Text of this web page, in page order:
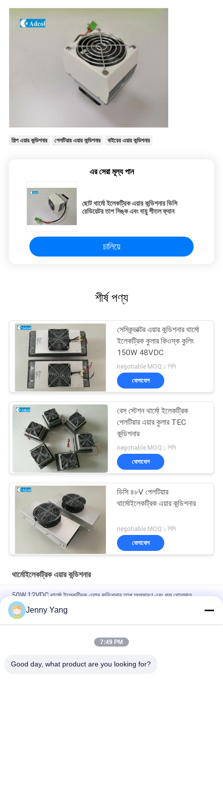
শিল্প এয়ার কন্ডিশনার পেলটিয়ার এয়ার কন্ডিশনার বাইরের এয়ার কন্ডিশনার
এর সেরা মূল্য পান
ছোট থার্মো ইলেকট্রিক এয়ার কন্ডিশনার ডিসি
রেডিয়েটর তাপ সিঙ্ক এবং বায়ু শীতল ফ্যান
চালিয়ে
শীর্ষ পণ্য
সেমিকন্ডাক্টর এয়ার কন্ডিশনার থার্মো
ইলেকট্রিক কুলার কিওস্ক কুলিং
150W 48VDC
negotiable MOQ:১ পিসি
যোগাযোগ
বেস স্টেশন থার্মো ইলেকট্রিক
পেলটিয়ার এয়ার কুলার TEC
কন্ডিশনার
negotiable MOQ:১ পিসি
যোগাযোগ
ডিসি ৪৮V পেলটিয়ার
থার্মোইলেকট্রিক এয়ার কন্ডিশনার
negotiable MOQ:১ পিসি
যোগাযোগ
থার্মোইলেকট্রিক এয়ার কন্ডিশনার
50W 12VDC থার্মো ইলেকট্রিক এয়ার কন্ডিশনার তাপ অপসারণ এবং কম গোলমাল
অপারেশন সঙ্গে বহিরঙ্গন এবং অভ্যন্তরীণ কিওস্ক জন্য ডিজাইন
কমপ্যাক্ট ডিজাইন এবং সলিড স্টেট অপারেশন সহ 200W 48VDC থার্মো ইলেকট্রিক এয়ার
Jenny Yang
7:49 PM
Good day, what product are you looking for?